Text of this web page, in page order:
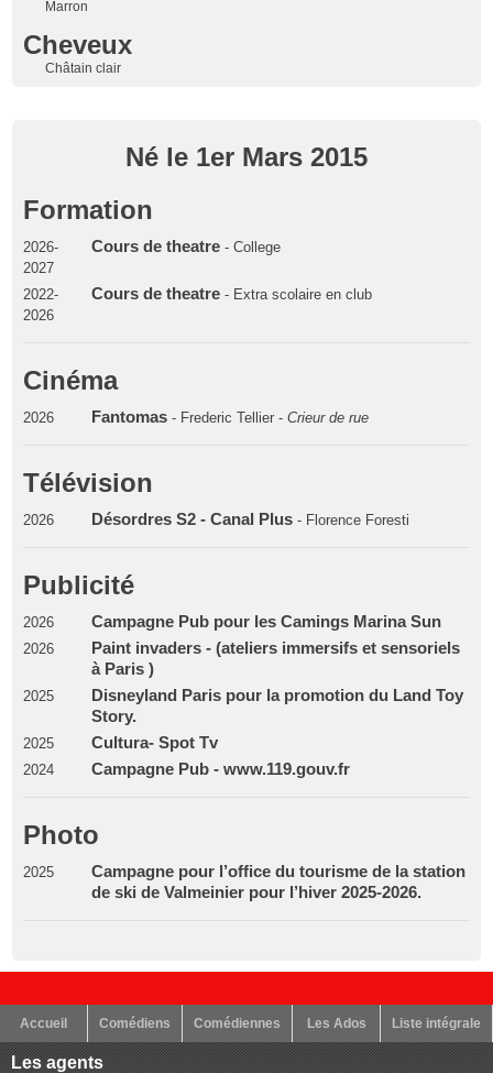
Marron
Cheveux
Châtain clair
Né le 1er Mars 2015
Formation
2026-
2027
Cours de theatre- College
2022-
2026
Cours de theatre- Extra scolaire en club
Cinéma
2026 Fantomas- Frederic Tellier - Crieur de rue
Télévision
2026 Désordres S2 - Canal Plus- Florence Foresti
Publicité
2026 Campagne Pub pour les Camings Marina Sun
2026
Paint invaders - (ateliers immersifs et sensoriels
à Paris )
2025
Disneyland Paris pour la promotion du Land Toy
Story.
2025 Cultura- Spot Tv
2024 Campagne Pub - www.119.gouv.fr
Photo
2025
Campagne pour l’office du tourisme de la station
de ski de Valmeinier pour l’hiver 2025-2026.
Accueil Comédiens Comédiennes Les Ados Liste intégrale
Les agents